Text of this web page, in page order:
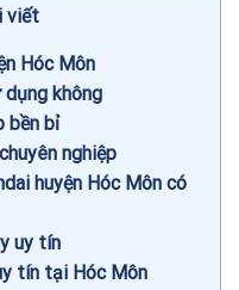
viết
Hóc Môn
dụng không
bền bỉ
nghiệp
huyện Hóc Môn có
uy tín
tín tại Hóc Môn